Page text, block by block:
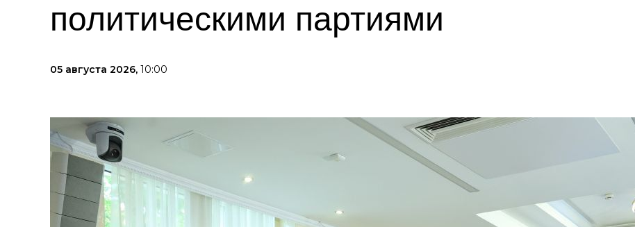
политическими партиями
05 августа 2026, 10:00